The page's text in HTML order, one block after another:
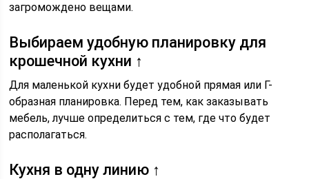
загромождено вещами.
Выбираем удобную планировку для
крошечной кухни ↑
Для маленькой кухни будет удобной прямая или Г-
образная планировка. Перед тем, как заказывать
мебель, лучше определиться с тем, где что будет
располагаться.
Кухня в одну линию ↑